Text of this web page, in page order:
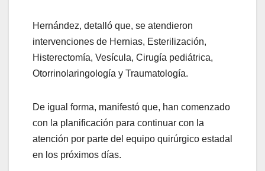
Hernández, detalló que, se atendieron
intervenciones de Hernias, Esterilización,
Histerectomía, Vesícula, Cirugía pediátrica,
Otorrinolaringología y Traumatología.
De igual forma, manifestó que, han comenzado
con la planificación para continuar con la
atención por parte del equipo quirúrgico estadal
en los próximos días.